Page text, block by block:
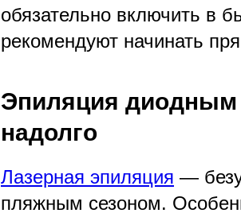
обязательно включить в
рекомендуют начинать
Эпиляция диодным
надолго
Лазерная эпиляция —
пляжным сезоном.